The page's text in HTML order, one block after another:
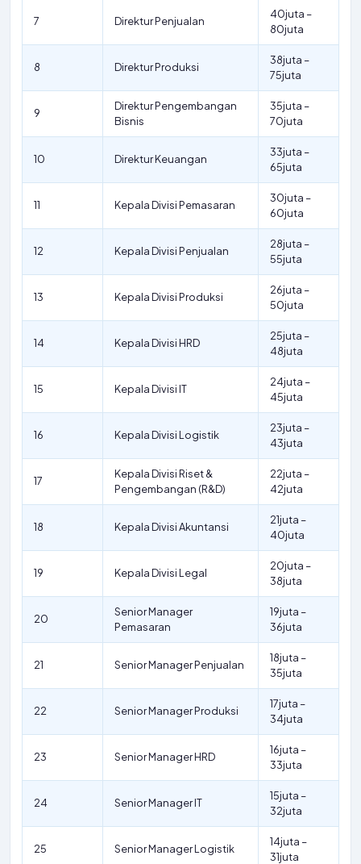
7 Direktur Penjualan
40juta –
80juta
8 Direktur Produksi
38juta –
75juta
9
Direktur Pengembangan
Bisnis
35juta –
70juta
10 Direktur Keuangan
33juta –
65juta
11 Kepala Divisi Pemasaran
30juta –
60juta
12 Kepala Divisi Penjualan
28juta –
55juta
13 Kepala Divisi Produksi
26juta –
50juta
14 Kepala Divisi HRD
25juta –
48juta
15 Kepala Divisi IT
24juta –
45juta
16 Kepala Divisi Logistik
23juta –
43juta
17
Kepala Divisi Riset &
Pengembangan (R&D)
22juta –
42juta
18 Kepala Divisi Akuntansi
21juta –
40juta
19 Kepala Divisi Legal
20juta –
38juta
20
Senior Manager
Pemasaran
19juta –
36juta
21 Senior Manager Penjualan
18juta –
35juta
22 Senior Manager Produksi
17juta –
34juta
23 Senior Manager HRD
16juta –
33juta
24 Senior Manager IT
15juta –
32juta
25 Senior Manager Logistik
14juta –
31juta